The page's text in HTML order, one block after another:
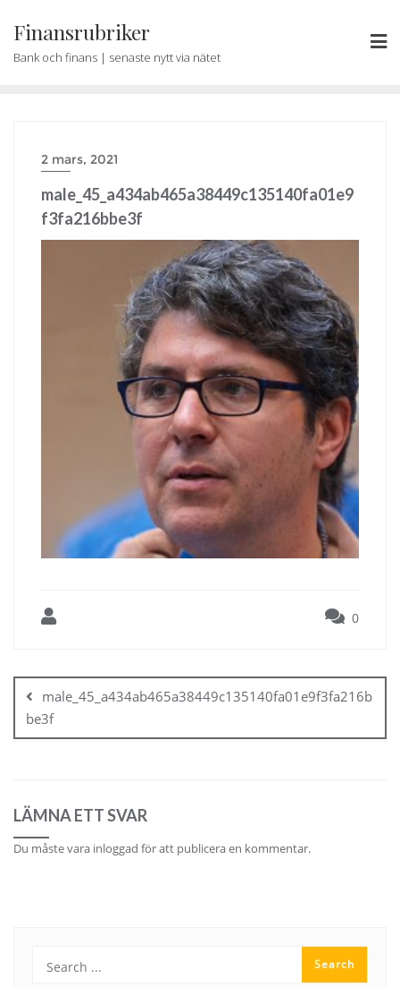
content
Finansrubriker
Bank och finans | senaste nytt via nätet
2 mars, 2021
male_45_a434ab465a38449c135140fa01e9
f3fa216bbe3f
0
male_45_a434ab465a38449c135140fa01e9f3fa216b
be3f
LÄMNA ETT SVAR
Du måste vara inloggad för att publicera en kommentar.